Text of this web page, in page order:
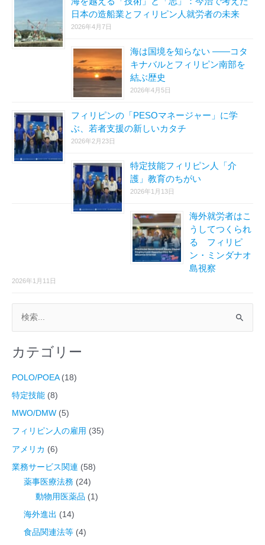
日本の造船業とフィリピン人就労者の未来
2026年4月7日
海は国境を知らない ――コタ
キナバルとフィリピン南部を
結ぶ歴史
2026年4月5日
フィリピンの「PESOマネージャー」に学
ぶ、若者支援の新しいカタチ
2026年2月23日
特定技能フィリピン人「介
護」教育のちがい
2026年1月13日
海外就労者はこ
うしてつくられ
る フィリピ
ン・ミンダナオ
島視察
2026年1月11日
対
カテゴリー
POLO/POEA(18)
特定技能 (8)
MWO/DMW (5)
フィリピン人の雇用 (35)
アメリカ (6)
業務サービス関連 (58)
薬事医療法務 (24)
動物用医薬品 (1)
海外進出 (14)
食品関連法等 (4)